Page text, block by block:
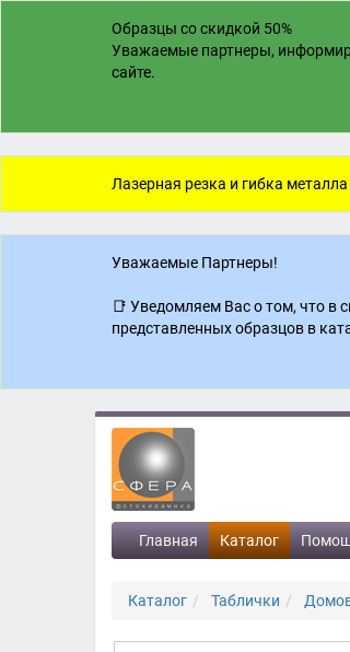
Образцы со скидкой 50%
Уважаемые партнеры,
сайте.
Лазерная резка и гибка металла
Уважаемые Партнеры!
📑 Уведомляем Вас о том, что в
представленных образцов в
Главная Каталог
Каталог Таблички